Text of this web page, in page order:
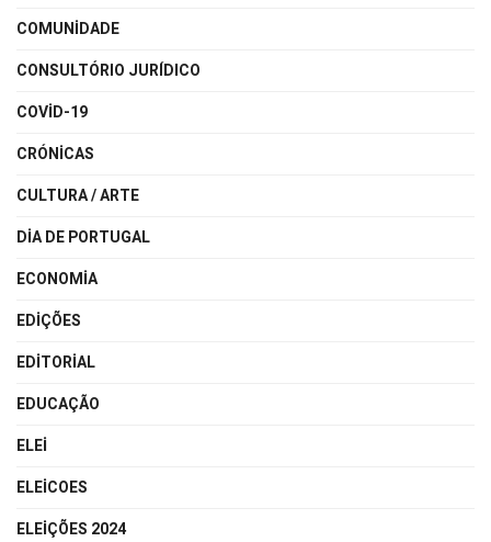
COMUNIDADE
CONSULTÓRIO JURÍDICO
COVID-19
CRÓNICAS
CULTURA / ARTE
DIA DE PORTUGAL
ECONOMIA
EDIÇÕES
EDITORIAL
EDUCAÇÃO
ELEI
ELEICOES
ELEIÇÕES 2024